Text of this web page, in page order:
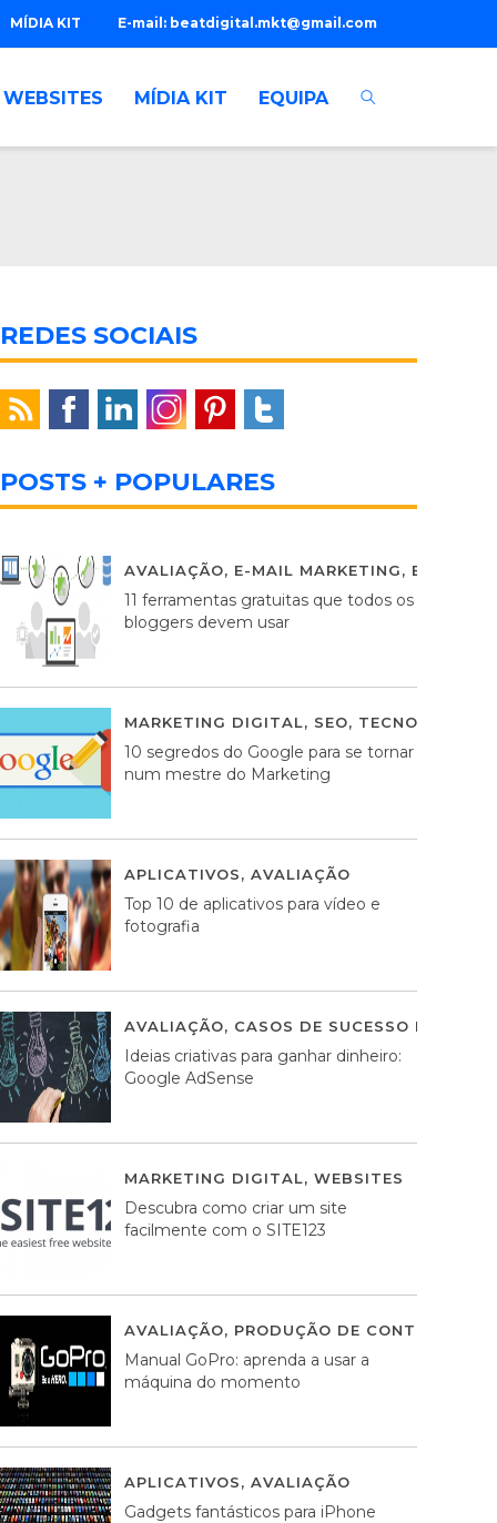
E-mail: beatdigital.mkt@gmail.com
MÍDIA KIT
WEBSITES MÍDIA KIT EQUIPA
REDES SOCIAIS
POSTS + POPULARES
AVALIAÇÃO, E-MAIL MARKETING,
11 ferramentas gratuitas que todos os
bloggers devem usar
MARKETING DIGITAL, SEO, TECNOLOGIA
10 segredos do Google para se tornar
num mestre do Marketing
APLICATIVOS, AVALIAÇÃO
Top 10 de aplicativos para vídeo e
fotografia
AVALIAÇÃO, CASOS DE SUCESSO DE
Ideias criativas para ganhar dinheiro:
Google AdSense
MARKETING DIGITAL, WEBSITES
Descubra como criar um site
facilmente com o SITE123
AVALIAÇÃO, PRODUÇÃO DE CONTEÚDOS
Manual GoPro: aprenda a usar a
máquina do momento
APLICATIVOS, AVALIAÇÃO
Gadgets fantásticos para iPhone